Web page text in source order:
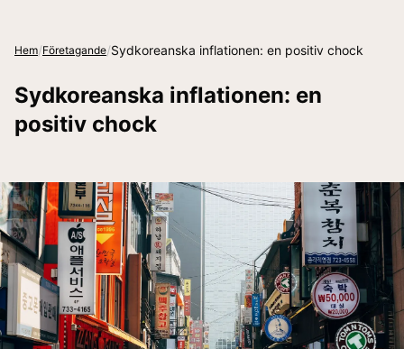
Hem/Företagande/Sydkoreanska inflationen: en positiv chock
Sydkoreanska inflationen: en
positiv chock